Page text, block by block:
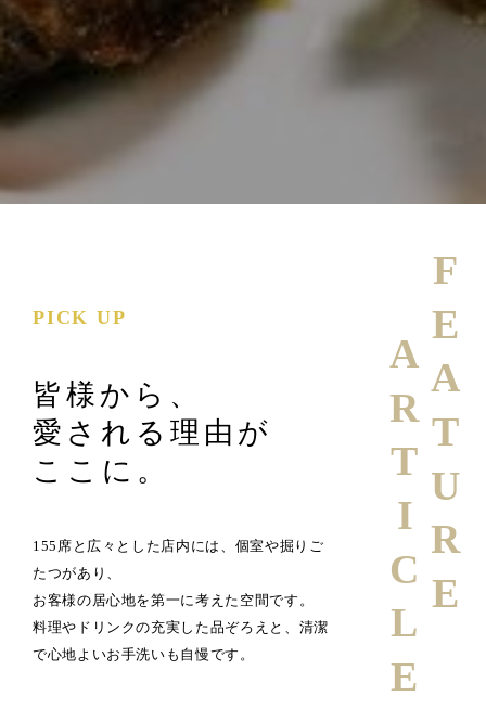
PICK UP
皆様から、
愛される理由が
ここに。
155席と広々とした店内には、個室や掘りご
たつがあり、
お客様の居心地を第一に考えた空間です。
料理やドリンクの充実した品ぞろえと、清潔
で心地よいお手洗いも自慢です。
FEATURE
ARTICLE